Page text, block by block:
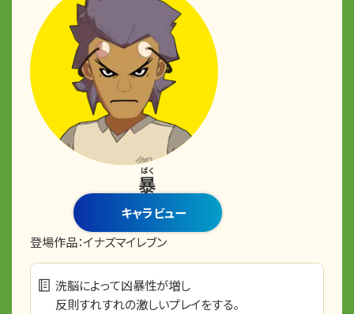
暴
ばく
キャラビュー
登場作品：イナズマイレブン
洗脳によって凶暴性が増し
反則すれすれの激しいプレイをする。